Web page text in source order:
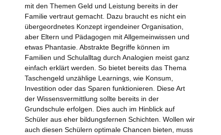
mit den Themen Geld und Leistung bereits in der
Familie vertraut gemacht. Dazu braucht es nicht ein
übergeordnetes Konzept irgendeiner Organisation,
aber Eltern und Pädagogen mit Allgemeinwissen und
etwas Phantasie. Abstrakte Begriffe können im
Familien und Schulalltag durch Analogien meist ganz
einfach erklärt werden. So bietet bereits das Thema
Taschengeld unzählige Learnings, wie Konsum,
Investition oder das Sparen funktionieren. Diese Art
der Wissensvermittlung sollte bereits in der
Grundschule erfolgen. Dies auch im Hinblick auf
Schüler aus eher bildungsfernen Schichten. Wollen wir
auch diesen Schülern optimale Chancen bieten, muss